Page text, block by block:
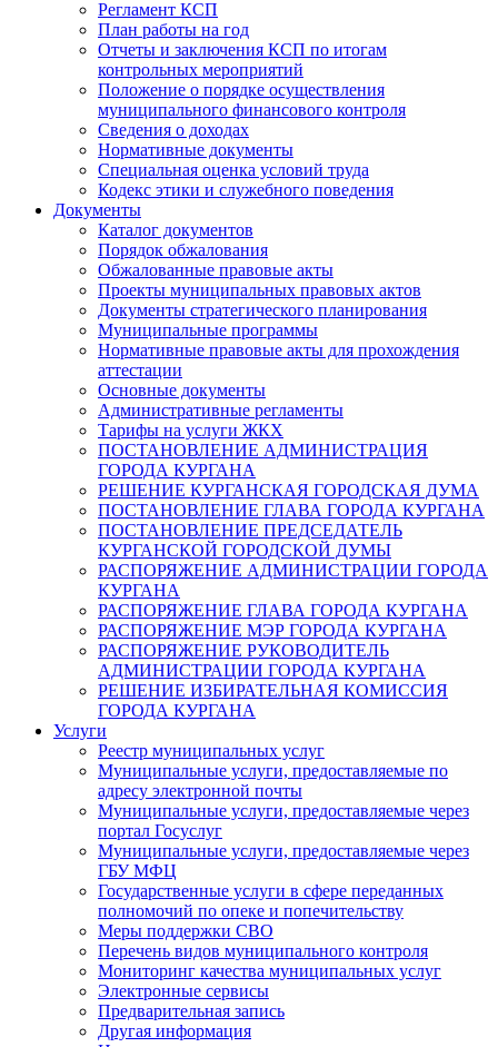
Регламент КСП
План работы на год
Отчеты и заключения КСП по итогам
контрольных мероприятий
Положение о порядке осуществления
муниципального финансового контроля
Сведения о доходах
Нормативные документы
Специальная оценка условий труда
Кодекс этики и служебного поведения
Документы
Каталог документов
Порядок обжалования
Обжалованные правовые акты
Проекты муниципальных правовых актов
Документы стратегического планирования
Муниципальные программы
Нормативные правовые акты для прохождения
аттестации
Основные документы
Административные регламенты
Тарифы на услуги ЖКХ
ПОСТАНОВЛЕНИЕ АДМИНИСТРАЦИЯ
ГОРОДА КУРГАНА
РЕШЕНИЕ КУРГАНСКАЯ ГОРОДСКАЯ ДУМА
ПОСТАНОВЛЕНИЕ ГЛАВА ГОРОДА КУРГАНА
ПОСТАНОВЛЕНИЕ ПРЕДСЕДАТЕЛЬ
КУРГАНСКОЙ ГОРОДСКОЙ ДУМЫ
РАСПОРЯЖЕНИЕ АДМИНИСТРАЦИИ ГОРОДА
КУРГАНА
РАСПОРЯЖЕНИЕ ГЛАВА ГОРОДА КУРГАНА
РАСПОРЯЖЕНИЕ МЭР ГОРОДА КУРГАНА
РАСПОРЯЖЕНИЕ РУКОВОДИТЕЛЬ
АДМИНИСТРАЦИИ ГОРОДА КУРГАНА
РЕШЕНИЕ ИЗБИРАТЕЛЬНАЯ КОМИССИЯ
ГОРОДА КУРГАНА
Услуги
Реестр муниципальных услуг
Муниципальные услуги, предоставляемые по
адресу электронной почты
Муниципальные услуги, предоставляемые через
портал Госуслуг
Муниципальные услуги, предоставляемые через
ГБУ МФЦ
Государственные услуги в сфере переданных
полномочий по опеке и попечительству
Меры поддержки СВО
Перечень видов муниципального контроля
Мониторинг качества муниципальных услуг
Электронные сервисы
Предварительная запись
Другая информация